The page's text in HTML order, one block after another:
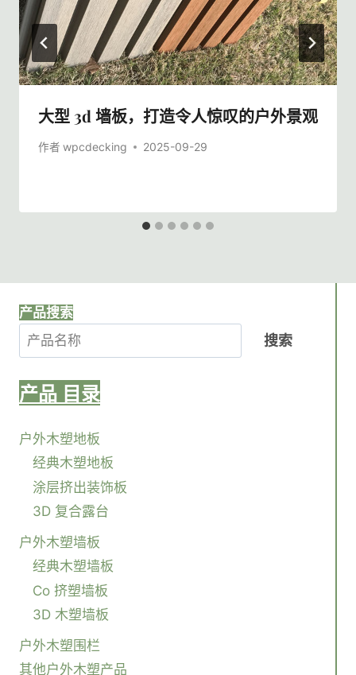
大型 3d 墙板，打造令人惊叹的户外景观
作者 wpcdecking 2025-09-29
产品搜索
搜索
产品 目录
户外木塑地板
经典木塑地板
涂层挤出装饰板
3D 复合露台
户外木塑墙板
经典木塑墙板
Co 挤塑墙板
3D 木塑墙板
户外木塑围栏
其他户外木塑产品